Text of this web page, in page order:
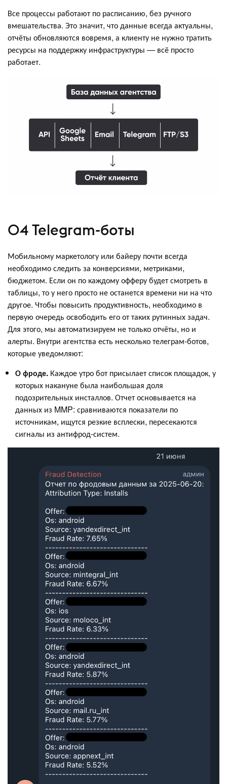
Все процессы работают по расписанию, без ручного
вмешательства. Это значит, что данные всегда актуальны,
отчёты обновляются вовремя, а клиенту не нужно тратить
ресурсы на поддержку инфраструктуры — всё просто
работает.
04 Telegram-боты
Мобильному маркетологу или байеру почти всегда
необходимо следить за конверсиями, метриками,
бюджетом. Если он по каждому офферу будет смотреть в
таблицы, то у него просто не останется времени ни на что
другое. Чтобы повысить продуктивность, необходимо в
первую очередь освободить его от таких рутинных задач.
Для этого, мы автоматизируем не только отчёты, но и
алерты. Внутри агентства есть несколько телеграм-ботов,
которые уведомляют:
О фроде. Каждое утро бот присылает список площадок, у
которых накануне была наибольшая доля
подозрительных инсталлов. Отчет основывается на
данных из MMP: сравниваются показатели по
источникам, ищутся резкие всплески, пересекаются
сигналы из антифрод-систем.